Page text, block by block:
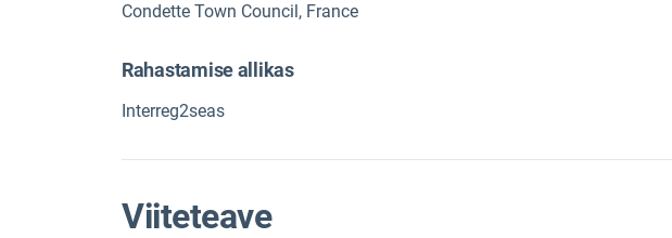
Condette Town Council, France
Rahastamise allikas
Interreg2seas
Viiteteave